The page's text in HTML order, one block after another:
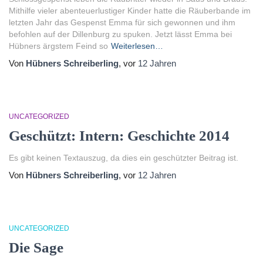
Mithilfe vieler abenteuerlustiger Kinder hatte die Räuberbande im
letzten Jahr das Gespenst Emma für sich gewonnen und ihm
befohlen auf der Dillenburg zu spuken. Jetzt lässt Emma bei
Hübners ärgstem Feind so Weiterlesen…
Von Hübners Schreiberling, vor 12 Jahren
UNCATEGORIZED
Geschützt: Intern: Geschichte 2014
Es gibt keinen Textauszug, da dies ein geschützter Beitrag ist.
Von Hübners Schreiberling, vor 12 Jahren
UNCATEGORIZED
Die Sage